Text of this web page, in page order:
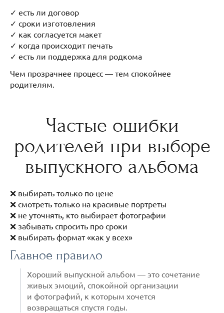
✓ есть ли договор
✓ сроки изготовления
✓ как согласуется макет
✓ когда происходит печать
✓ есть ли поддержка для родкома
Чем прозрачнее процесс — тем спокойнее
родителям.
Частые ошибки
родителей при выборе
выпускного альбома
❌ выбирать только по цене
❌ смотреть только на красивые портреты
❌ не уточнять, кто выбирает фотографии
❌ забывать спросить про сроки
❌ выбирать формат «как у всех»
Главное правило
Хороший выпускной альбом — это сочетание
живых эмоций, спокойной организации
и фотографий, к которым хочется
возвращаться спустя годы.